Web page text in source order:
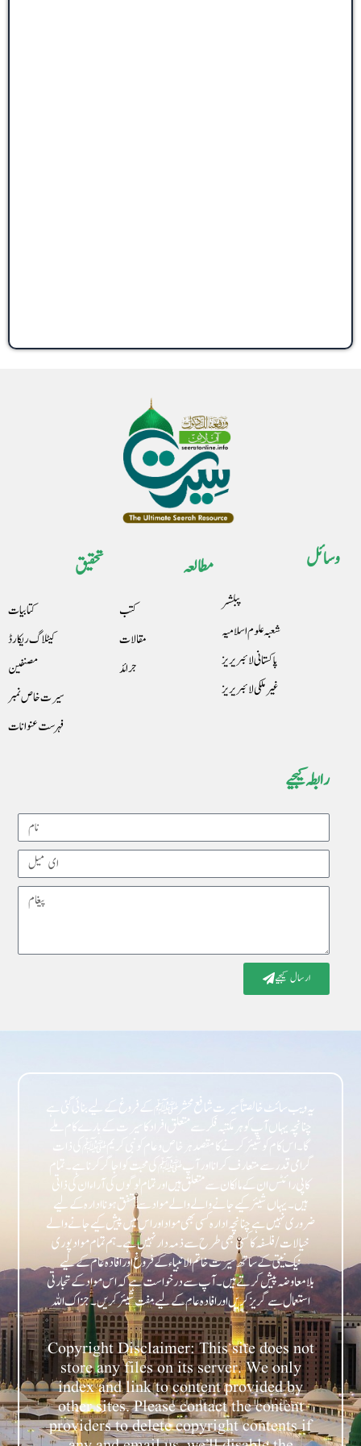
رابطہ کیجیے
Name
Email
Message
ارسال کیجیے
وسائل
پبلشر
شعبہ علوم اسلامیہ
پاکستانی لائبریریز
غیرملکی لائبریریز
مطالعہ
کتب
مقالات
جرائد
تحقیق
کتابیات
کیٹلاگ ریکارڈ
مصنفین
سیرت خاص نمبر
فہرست عنوانات
یہ ویب سائٹ خالصتاً سیرت شافع محشر ﷺ کے فروغ کے لیے بنائی گئی ہے
چنانچہ یہاں آپ کو ہر مکتبہ فکر سے متعلق افراد کا سیرت کے بارے کام ملے
گا۔ اس کام کو شیئر کرنے کا مقصد ہر خاص و عام کو نبی کریمﷺ کی ذات
گرامی قدر سے متعارف کرانا اور آپﷺ کی محبت کو اجاگر کرنا ہے۔ تمام
کاپی رائٹس ان کے مالکان سے متعلق ہیں اور تمام لوگوں کی آراء ان کی ذاتی
ہیں۔ یہاں شیئر کیے جانے والے والے مواد سے متفق ہونا ادارہ کے لیے
ضروری نہیں ہے چنانچہ ادارہ کسی بھی مواد اور اس میں پیش کیے جانے والے
خیالات/فلسفہ کا کسی بھی طرح سے ذمہ دار نہیں ہے۔ ہم تمام مواد پوری
نیک نیتی کے ساتھ سیرت خاتم الانبیاء کے فروغ اور افادہ عام کے لیے
بلامعاوضہ پیش کرتے ہیں۔ آپ سے درخواست ہے کہ اس مواد کے تجارتی
استعمال سے گریز کریں اور افادہ عام کے لیے مفت شیئر کریں۔ جزاک اللہ
Copyright Disclaimer: This site does not
store any files on its server. We only
index and link to content provided by
other sites. Please contact the content
providers to delete copyright contents if